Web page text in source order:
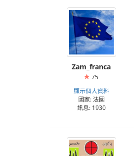
Zam_franca
75
顯示個人資料
國家: 法國
訊息: 1930